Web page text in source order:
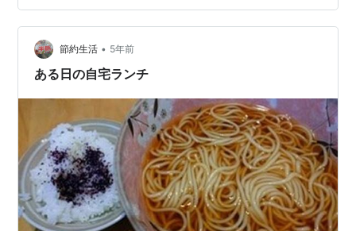
た。 起きぬけでありながら、はっきりとした声で、「お
友達が集まってウチでお昼ご飯にするんだけど、Bettyさ
ん用意してくれる？」と言います。 母は今も昔も、家族
ではない人達と過ごすことをあまり好みません。 まして
節約生活 • 5年前
ある日の自宅ランチ